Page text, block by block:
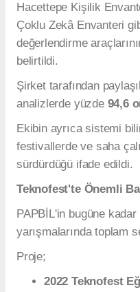
Hacettepe Kişilik
Çoklu Zekâ Envanteri
değerlendirme
belirtildi.
Şirket tarafından
analizlerde yüzde 94,6
Ekibin ayrıca sistemi
festivallerde ve saha
sürdürdüğü ifade edildi.
Teknofest'te Önemli
PAPBİL'in bugüne
yarışmalarında toplam
Proje;
2022 Teknofest